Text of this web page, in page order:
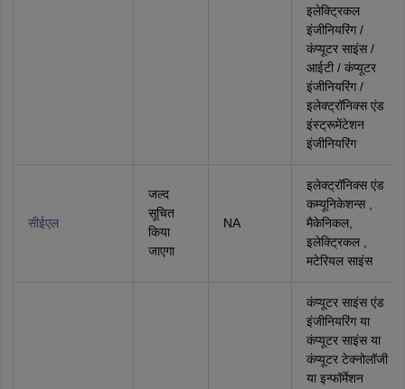
इलेक्ट्रिकल
इंजीनियरिंग /
कंप्यूटर साइंस /
आईटी / कंप्यूटर
इंजीनियरिंग /
इलेक्ट्रॉनिक्स एंड
इंस्ट्रूमेंटेशन
इंजीनियरिंग
सीईएल
जल्द
सूचित
किया
जाएगा
NA
इलेक्‍ट्रॉनिक्‍स एंड
कम्‍यूनिकेशन्‍स ,
मैकेनिकल,
इलेक्ट्रिकल ,
मटेरियल साइंस
कंप्यूटर साइंस एंड
इंजीनियरिंग या
कंप्यूटर साइंस या
कंप्यूटर टेक्नोलॉजी
या इन्फॉर्मेशन